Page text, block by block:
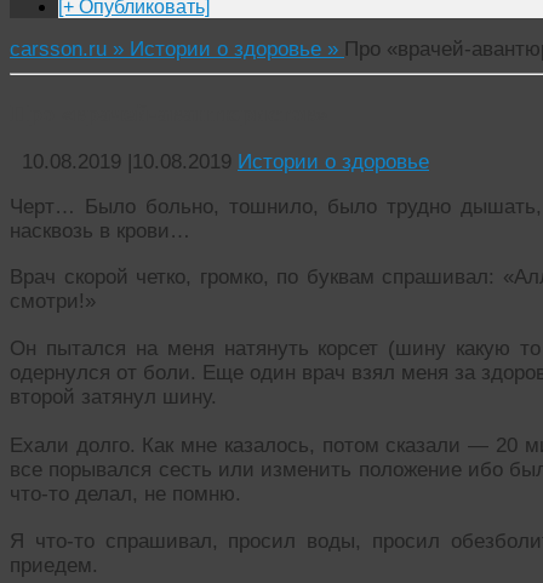
[+ Опубликовать]
carsson.ru » Истории о здоровье » Про «врачей-
10.08.2019 |10.08.2019 Истории о здоровье
Черт… Было больно, тошнило, было трудно
насквозь в крови…
Врач скорой четко, громко, по буквам спрашивал:
смотри!»
Он пытался на меня натянуть корсет (шину какую
одернулся от боли. Еще один врач взял меня за
второй затянул шину.
Ехали долго. Как мне казалось, потом сказали — 20
все порывался сесть или изменить положение ибо
что-то делал, не помню.
Я что-то спрашивал, просил воды, просил
приедем.